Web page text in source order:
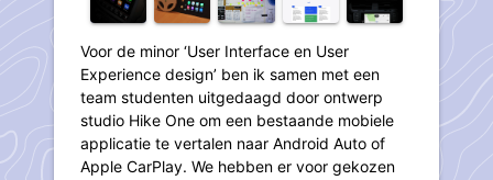
Voor de minor ‘User Interface en User
Experience design’ ben ik samen met een
team studenten uitgedaagd door ontwerp
studio Hike One om een bestaande mobiele
applicatie te vertalen naar Android Auto of
Apple CarPlay. We hebben er voor gekozen